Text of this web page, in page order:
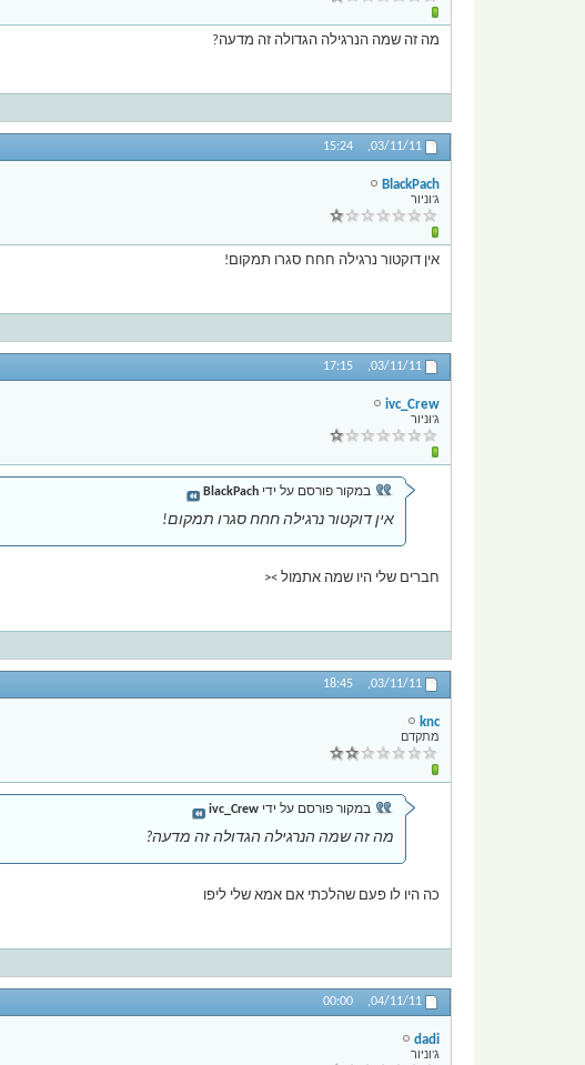
מה זה שמה הנרגילה הגדולה זה מדעה?
03/11/11,
15:24
BlackPach
ג'וניור
אין דוקטור נרגילה חחח סגרו תמקום!
03/11/11,
17:15
ivc_Crew
ג'וניור
במקור פורסם על ידי BlackPach
אין דוקטור נרגילה חחח סגרו תמקום!
חברים שלי היו שמה אתמול ><
03/11/11,
18:45
knc
מתקדם
במקור פורסם על ידי ivc_Crew
מה זה שמה הנרגילה הגדולה זה מדעה?
כה היו לו פעם שהלכתי אם אמא שלי ליפו
04/11/11,
00:00
dadi
ג'וניור